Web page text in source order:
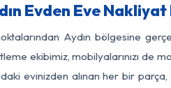
Evden Eve
Aydın bölgesine
ekibimiz, mobilyalarınızı de
evinizden alınan her bir